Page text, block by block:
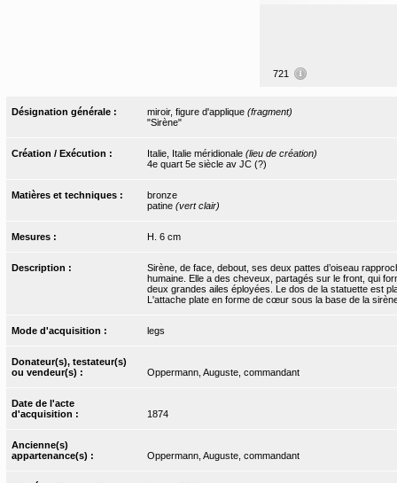
721
Désignation générale : miroir, figure d'applique (fragment)
"Sirène"
Création / Exécution : Italie, Italie méridionale (lieu de création)
4e quart 5e siècle av JC (?)
Matières et techniques :
bronze
patine (vert clair)
Mesures : H. 6 cm
Description :
Sirène, de face, debout, ses deux pattes d’oiseau
humaine. Elle a des cheveux, partagés sur le front, qui
deux grandes ailes éployées. Le dos de la statuette est
L'attache plate en forme de cœur sous la base de la
Mode d'acquisition : legs
Donateur(s), testateur(s)
ou vendeur(s) :
Oppermann, Auguste, commandant
Date de l'acte
d'acquisition :
1874
Ancienne(s)
appartenance(s) :
Oppermann, Auguste, commandant